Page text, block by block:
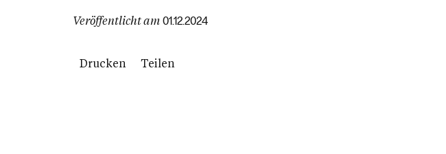
Veröffentlicht am 01.12.2024
Drucken Teilen